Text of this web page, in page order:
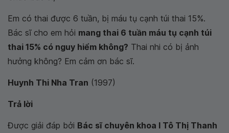
Em có thai được 6 tuần, bị máu tụ cạnh túi thai 15%.
Bác sĩ cho em hỏi mang thai 6 tuần máu tụ cạnh túi
thai 15% có nguy hiểm không? Thai nhi có bị ảnh
hưởng không? Em cảm ơn bác sĩ.
Huynh Thi Nha Tran (1997)
Trả lời
Được giải đáp bởi Bác sĩ chuyên khoa I Tô Thị Thanh